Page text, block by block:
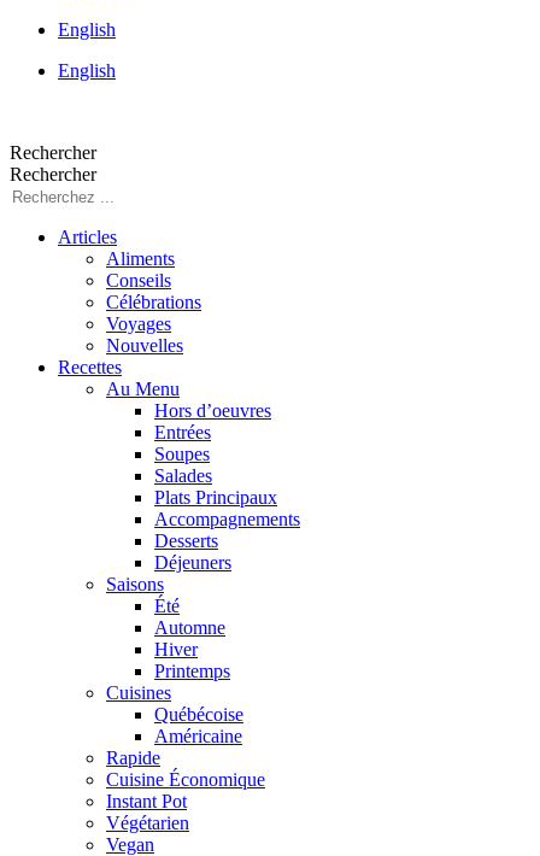
English
English
Rechercher
Rechercher
Articles
Aliments
Conseils
Célébrations
Voyages
Nouvelles
Recettes
Au Menu
Hors d’oeuvres
Entrées
Soupes
Salades
Plats Principaux
Accompagnements
Desserts
Déjeuners
Saisons
Été
Automne
Hiver
Printemps
Cuisines
Québécoise
Américaine
Rapide
Cuisine Économique
Instant Pot
Végétarien
Vegan